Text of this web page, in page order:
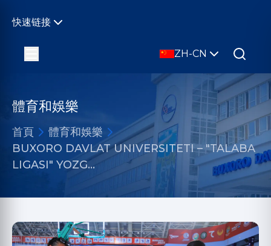
快速链接
ZH-CN
體育和娛樂
首頁
體育和娛樂
BUXORO DAVLAT UNIVERSITETI – "TALABA
LIGASI" YOZG…